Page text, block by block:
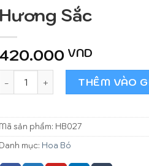
Hương Sắc
420.000 VND
Hương Sắc số lượngTHÊM VÀO
Mã sản phẩm: HB027
Danh mục: Hoa Bó